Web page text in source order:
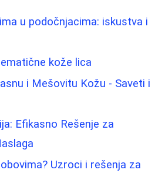
u podočnjacima: iskustva i
kože lica
i Mešovitu Kožu - Saveti i
Efikasno Rešenje za
Uzroci i rešenja za